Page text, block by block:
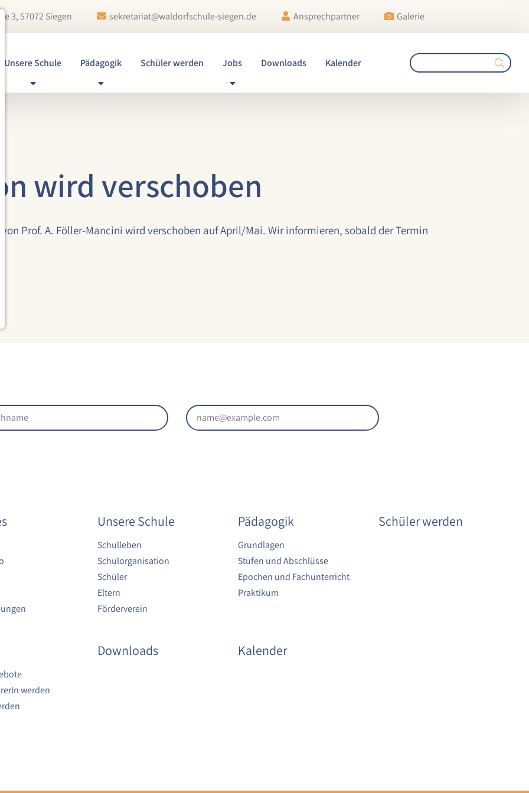
3, 57072 Siegen sekretariat@waldorfschule-siegen.de Ansprechpartner Galerie
Unsere Schule Pädagogik Schüler werden Jobs Downloads Kalender
wird verschoben
Prof. A. Föller-Mancini wird verschoben auf April/Mai. Wir informieren, sobald der Termin
Unsere Schule
Schulleben
Schulorganisation
Schüler
Eltern
Förderverein
Pädagogik
Grundlagen
Stufen und Abschlüsse
Epochen und Fachunterricht
Praktikum
Schüler werden
werden
Downloads Kalender